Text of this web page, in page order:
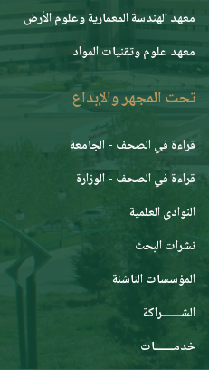
معهد الهندسة المعمارية وعلوم الأرض
معهد علوم وتقنيات المواد
تحت المجهر والإبداع
قراءة في الصحف - الجامعة
قراءة في الصحف - الوزارة
النوادي العلمية
نشرات البحث
المؤسسات الناشئة
الشـــــــراكة
خدمـــــــات